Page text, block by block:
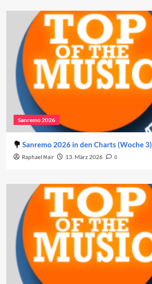
Sanremo 2026
Sanremo 2026 in den Charts (Woche 3)
Raphael Mair 13. März 2026 0